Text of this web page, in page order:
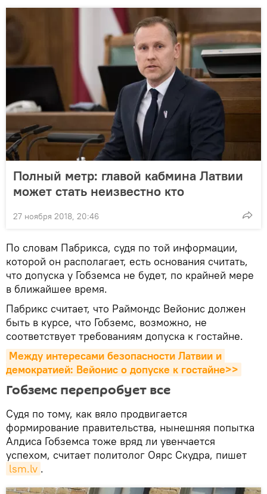
Полный метр: главой кабмина Латвии
может стать неизвестно кто
27 ноября 2018, 20:46
По словам Пабрикса, судя по той информации,
которой он располагает, есть основания считать,
что допуска у Гобземса не будет, по крайней мере
в ближайшее время.
Пабрикс считает, что Раймондс Вейонис должен
быть в курсе, что Гобземс, возможно, не
соответствует требованиям допуска к гостайне.
Между интересами безопасности Латвии и
демократией: Вейонис о допуске к гостайне>>
Гобземс перепробует все
Судя по тому, как вяло продвигается
формирование правительства, нынешняя попытка
Алдиса Гобземса тоже вряд ли увенчается
успехом, считает политолог Оярс Скудра, пишет
lsm.lv .